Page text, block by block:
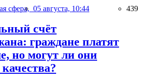
сфера, 05 августа, 10:44 439
счёт
граждане платят
но могут ли они